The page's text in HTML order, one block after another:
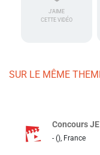
J'AIME
CETTE VIDÉO
SUR LE MÊME
Concours
- (), France